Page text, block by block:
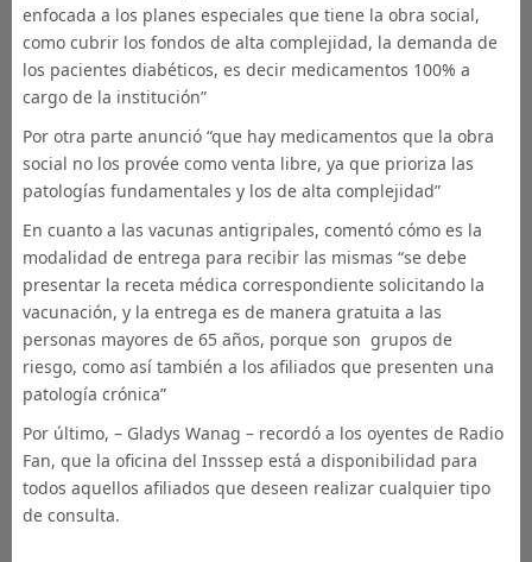
enfocada a los planes especiales que tiene la obra social,
como cubrir los fondos de alta complejidad, la demanda de
los pacientes diabéticos, es decir medicamentos 100% a
cargo de la institución”
Por otra parte anunció “que hay medicamentos que la obra
social no los provée como venta libre, ya que prioriza las
patologías fundamentales y los de alta complejidad”
En cuanto a las vacunas antigripales, comentó cómo es la
modalidad de entrega para recibir las mismas “se debe
presentar la receta médica correspondiente solicitando la
vacunación, y la entrega es de manera gratuita a las
personas mayores de 65 años, porque son grupos de
riesgo, como así también a los afiliados que presenten una
patología crónica”
Por último, – Gladys Wanag – recordó a los oyentes de Radio
Fan, que la oficina del Insssep está a disponibilidad para
todos aquellos afiliados que deseen realizar cualquier tipo
de consulta.